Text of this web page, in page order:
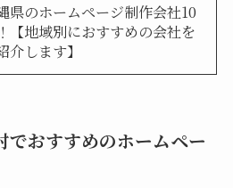
県のホームページ制作会社10
【地域別におすすめの会社を
介します】
でおすすめのホームペー